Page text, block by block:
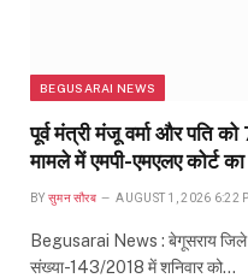
BEGUSARAI NEWS
पूर्व मंत्री मंजू वर्मा और पति
मामले में एमपी-एमएलए कोर्ट
BY सुमन सौरब AUGUST 1, 2026 6:22
Begusarai News : बेगूसराय जिले के
संख्या-143/2018 में शनिवार को…